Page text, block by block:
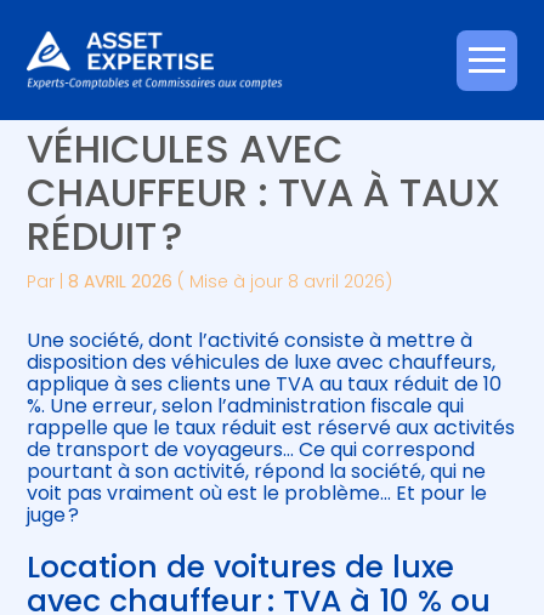
Aller
au
Créer et reprendre une activité
Gérer votre quotidien
Piloter votre entreprise
Développer votre entreprise
Être prêt pour la facturation
électronique
Piloter votre gestion
Suivre votre comptabilité
Gérer vos ressources humaines
MISE À DISPOSITION DE
VÉHICULES AVEC
CHAUFFEUR : TVA À TAUX
RÉDUIT ?
Par |8 AVRIL 2026 ( Mise à jour 8 avril 2026)
Une société, dont l’activité consiste à mettre à
disposition des véhicules de luxe avec chauffeurs,
applique à ses clients une TVA au taux réduit de 10
%. Une erreur, selon l’administration fiscale qui
rappelle que le taux réduit est réservé aux activités
de transport de voyageurs… Ce qui correspond
pourtant à son activité, répond la société, qui ne
voit pas vraiment où est le problème… Et pour le
juge ?
Location de voitures de luxe
avec chauffeur : TVA à 10 % ou